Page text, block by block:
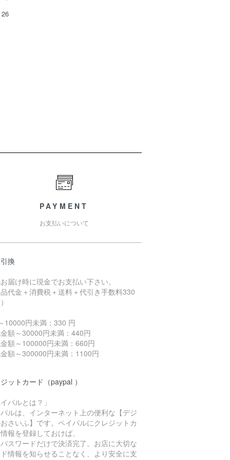
26
PAYMENT
お支払いについて
換
届け時に現金でお支払い下さい。
品代金＋消費税＋送料＋代引き手数料330
10000円未満：330 円
金額～30000円未満：440円
金額～100000円未満：660円
金額～300000円未満：1100円
ットカード（paypal ）
イパルとは？」
ルは、インターネット上の便利な【デジ
さいふ】です。ペイパルにクレジットカ
報を登録しておけば、
スワードだけで決済完了。お店に大切な
情報を知らせることなく、より安全に支